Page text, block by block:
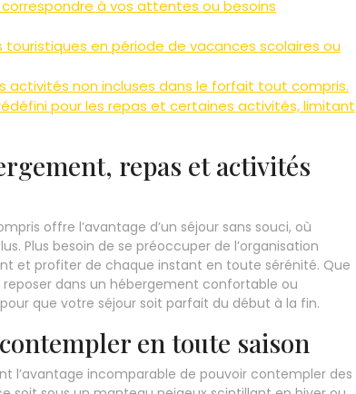
à vos attentes ou besoins
en période de vacances scolaires ou
activités non incluses dans le forfait tout compris.
pour les repas et certaines activités, limitant
repas et activités
offre l’avantage d’un séjour sans souci, où
Plus besoin de se préoccuper de l’organisation
et profiter de chaque instant en toute sérénité. Que
dans un hébergement confortable ou
que votre séjour soit parfait du début à la fin.
en toute saison
l’avantage incomparable de pouvoir contempler des